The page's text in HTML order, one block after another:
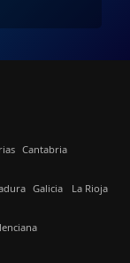
Cantabria
Galicia La Rioja